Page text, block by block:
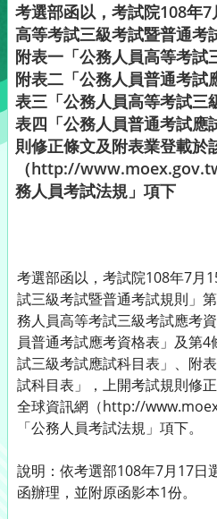
考選部函以，考試院108年
高等考試三級考試暨普通考
附表一「公務人員高等考試
附表二「公務人員普通考試
表三「公務人員高等考試三
表四「公務人員普通考試應
則修正條文及附表業登載於
（http://
務人員考試法規」項下
考選部函以，考試院108年7月
試三級考試暨普通考試規則」
務人員高等考試三級考試應考
員普通考試應考資格表」及第
試三級考試應試科目表」、附
試科目表」，上開考試規則修
全球資訊網（http://
「公務人員考試法規」項下。
說明：依考選部108年7月17日
函辦理，並附原函影本1份。